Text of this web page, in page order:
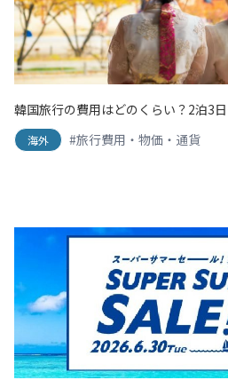
韓国旅行の費用はどのくらい？2泊3
海外 #旅行費用・物価・通貨